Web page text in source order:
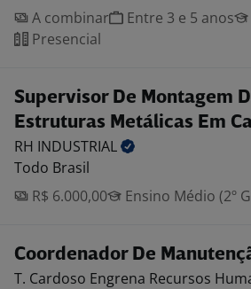
A combinar
Entre 3 e 5 anos
Presencial
Supervisor De Montagem
Estruturas Metálicas Em
RH INDUSTRIAL
Todo Brasil
R$ 6.000,00
Ensino Médio (2º
Coordenador De
T. Cardoso Engrena Recursos